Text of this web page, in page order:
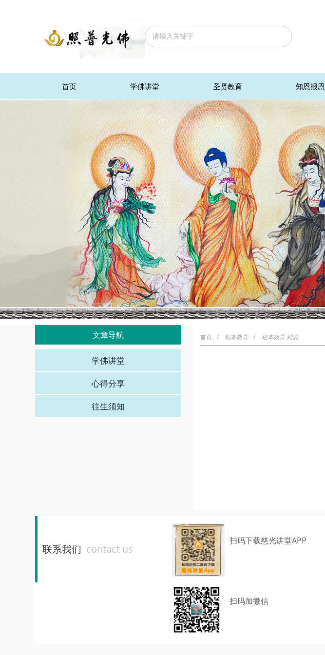
首页 学佛讲堂 圣贤教育 知恩报恩
文章导航
学佛讲堂
心得分享
往生须知
首頁 / 根本教育 / 根本教育 列表
联系我们 contact us
扫码下载慈光讲堂APP
扫码加微信